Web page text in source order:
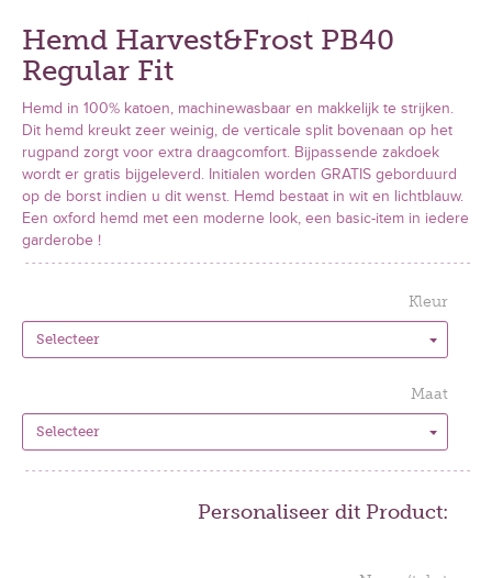
Hemd Harvest&Frost PB40
Regular Fit
Hemd in 100% katoen, machinewasbaar en makkelijk te strijken.
Dit hemd kreukt zeer weinig, de verticale split bovenaan op het
rugpand zorgt voor extra draagcomfort. Bijpassende zakdoek
wordt er gratis bijgeleverd. Initialen worden GRATIS geborduurd
op de borst indien u dit wenst. Hemd bestaat in wit en lichtblauw.
Een oxford hemd met een moderne look, een basic-item in iedere
garderobe !
Kleur
Maat
Personaliseer dit Product: